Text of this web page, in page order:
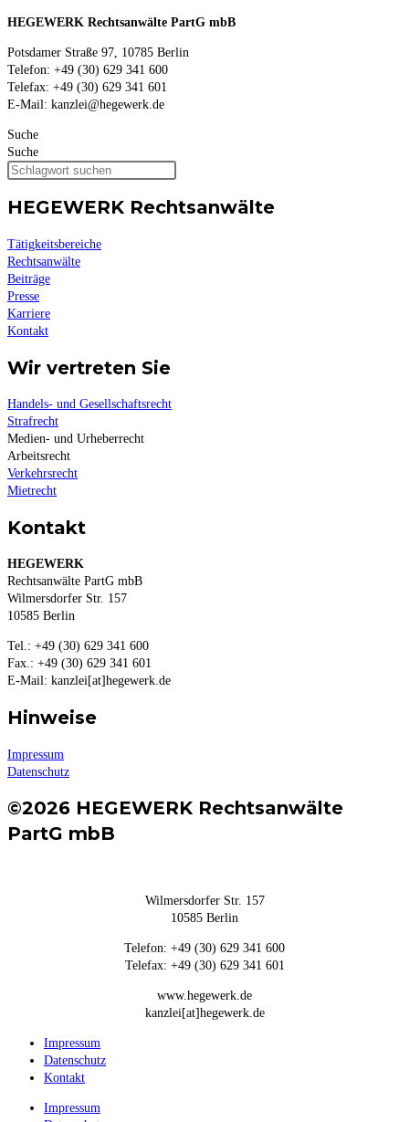
HEGEWERK Rechtsanwälte PartG mbB
Potsdamer Straße 97, 10785 Berlin
Telefon: +49 (30) 629 341 600
Telefax: +49 (30) 629 341 601
E-Mail: kanzlei@hegewerk.de
Suche
Suche
HEGEWERK Rechtsanwälte
Tätigkeitsbereiche
Rechtsanwälte
Beiträge
Presse
Karriere
Kontakt
Wir vertreten Sie
Handels- und Gesellschaftsrecht
Strafrecht
Medien- und Urheberrecht
Arbeitsrecht
Verkehrsrecht
Mietrecht
Kontakt
HEGEWERK
Rechtsanwälte PartG mbB
Wilmersdorfer Str. 157
10585 Berlin
Tel.: +49 (30) 629 341 600
Fax.: +49 (30) 629 341 601
E-Mail: kanzlei[at]hegewerk.de
Hinweise
Impressum
Datenschutz
©2026 HEGEWERK Rechtsanwälte
PartG mbB
Wilmersdorfer Str. 157
10585 Berlin
Telefon: +49 (30) 629 341 600
Telefax: +49 (30) 629 341 601
www.hegewerk.de
kanzlei[at]hegewerk.de
Impressum
Datenschutz
Kontakt
Impressum